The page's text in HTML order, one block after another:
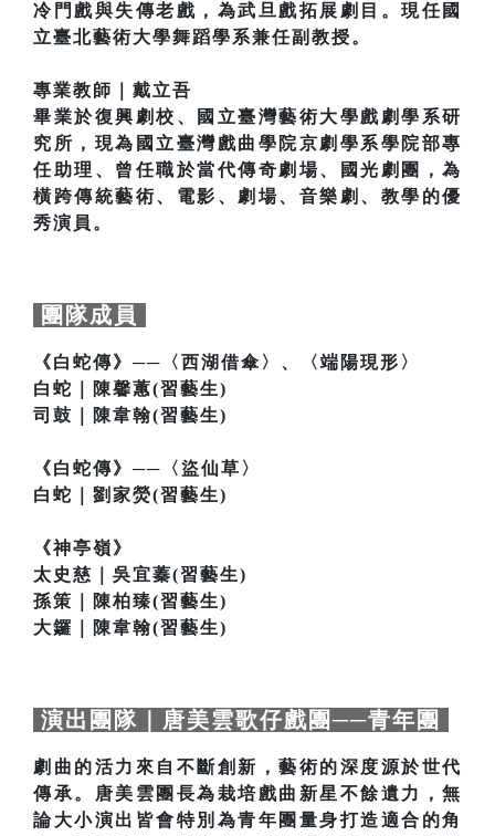
冷門戲與失傳老戲，為武旦戲拓展劇目。現任國
立臺北藝術大學舞蹈學系兼任副教授。
專業教師｜戴立吾
畢業於復興劇校、國立臺灣藝術大學戲劇學系研
究所，現為國立臺灣戲曲學院京劇學系學院部專
任助理、曾任職於當代傳奇劇場、國光劇團，為
橫跨傳統藝術、電影、劇場、音樂劇、教學的優
秀演員。
團隊成員
《白蛇傳》──〈西湖借傘〉、〈端陽現形〉
白蛇｜陳馨蕙(習藝生)
司鼓｜陳韋翰(習藝生)
《白蛇傳》──〈盜仙草〉
白蛇｜劉家熒(習藝生)
《神亭嶺》
太史慈｜吳宜蓁(習藝生)
孫策｜陳柏臻(習藝生)
大鑼｜陳韋翰(習藝生)
演出團隊｜唐美雲歌仔戲團──青年團
劇曲的活力來自不斷創新，藝術的深度源於世代
傳承。唐美雲團長為栽培戲曲新星不餘遺力，無
論大小演出皆會特別為青年團量身打造適合的角